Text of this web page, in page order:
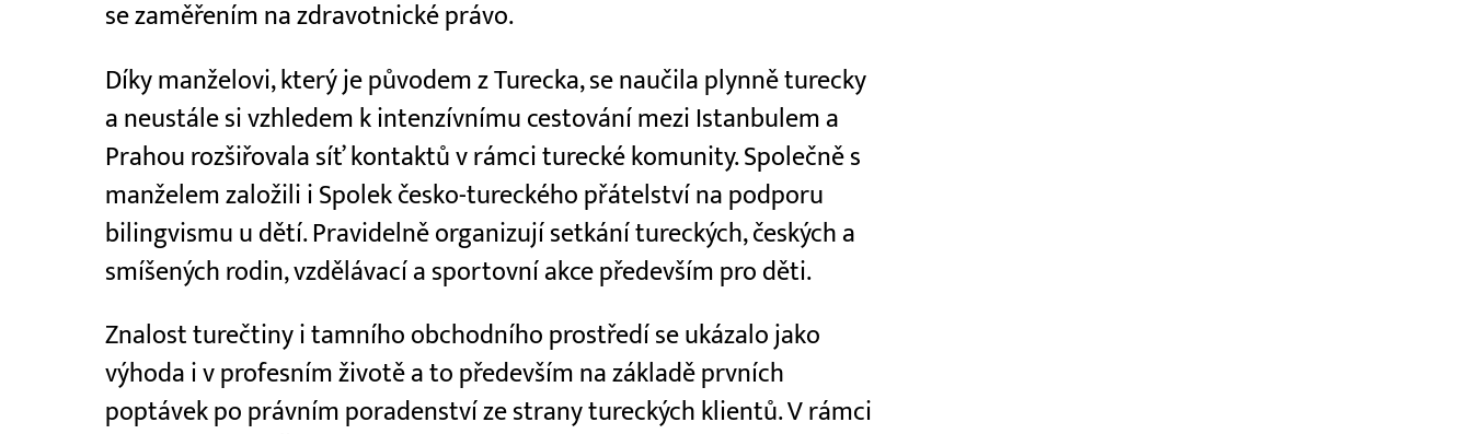
se zaměřením na zdravotnické právo.
Díky manželovi, který je původem z Turecka, se naučila plynně turecky
a neustále si vzhledem k intenzívnímu cestování mezi Istanbulem a
Prahou rozšiřovala síť kontaktů v rámci turecké komunity. Společně s
manželem založili i Spolek česko-tureckého přátelství na podporu
bilingvismu u dětí. Pravidelně organizují setkání tureckých, českých a
smíšených rodin, vzdělávací a sportovní akce především pro děti.
Znalost turečtiny i tamního obchodního prostředí se ukázalo jako
výhoda i v profesním životě a to především na základě prvních
poptávek po právním poradenství ze strany tureckých klientů. V rámci